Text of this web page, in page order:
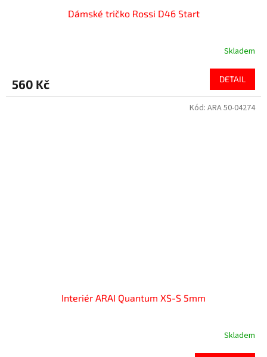
Dámské tričko Rossi D46 Start
Skladem
560 Kč DETAIL
Interiér ARAI Quantum XS-S 5mm
Skladem
Kód: ARA 50-04274